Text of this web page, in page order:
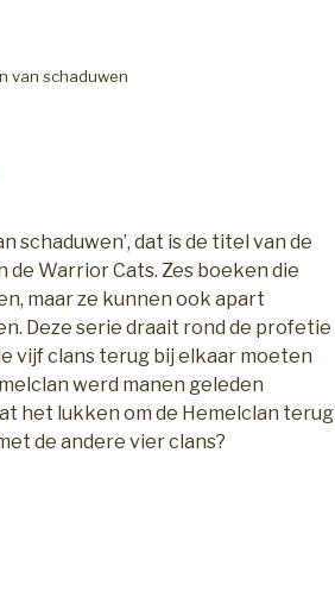
van schaduwen
schaduwen’, dat is de titel van de
de Warrior Cats. Zes boeken die
maar ze kunnen ook apart
Deze serie draait rond de profetie
vijf clans terug bij elkaar moeten
werd manen geleden
het lukken om de Hemelclan terug
de andere vier clans?